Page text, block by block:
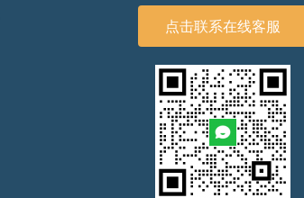
点击联系在线客服